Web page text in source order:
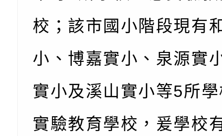
子的人際必修課」、
代的親職教養」海報
實體座談會」海報
函轉臺北市勞動力重
委託辦理「2026臺
摩據點視覺設計競賽
章
檢送桃園市政府LED
字稿
函轉教育部訂於115
(星期六)下午2時至5
立臺灣科學教育館（
檢送本市115學年度
術才能音樂班鑑定二
函轉本府新聞處115
校；該市國小階段現有
小、博嘉實小、泉源實
實小及溪山實小等5所
實驗教育學校，爰學校